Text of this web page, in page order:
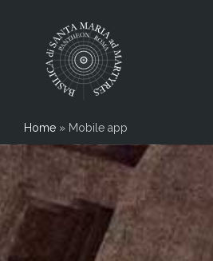
Home » Mobile app